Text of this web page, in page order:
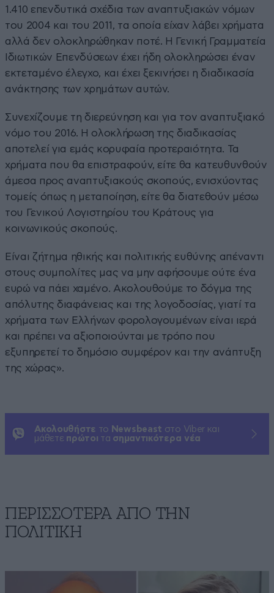
1.410 επενδυτικά σχέδια των αναπτυξιακών νόμων
του 2004 και του 2011, τα οποία είχαν λάβει χρήματα
αλλά δεν ολοκληρώθηκαν ποτέ. Η Γενική Γραμματεία
Ιδιωτικών Επενδύσεων έχει ήδη ολοκληρώσει έναν
εκτεταμένο έλεγχο, και έχει ξεκινήσει η διαδικασία
ανάκτησης των χρημάτων αυτών.
Συνεχίζουμε τη διερεύνηση και για τον αναπτυξιακό
νόμο του 2016. Η ολοκλήρωση της διαδικασίας
αποτελεί για εμάς κορυφαία προτεραιότητα. Τα
χρήματα που θα επιστραφούν, είτε θα κατευθυνθούν
άμεσα προς αναπτυξιακούς σκοπούς, ενισχύοντας
τομείς όπως η μεταποίηση, είτε θα διατεθούν μέσω
του Γενικού Λογιστηρίου του Κράτους για
κοινωνικούς σκοπούς.
Είναι ζήτημα ηθικής και πολιτικής ευθύνης απέναντι
στους συμπολίτες μας να μην αφήσουμε ούτε ένα
ευρώ να πάει χαμένο. Ακολουθούμε το δόγμα της
απόλυτης διαφάνειας και της λογοδοσίας, γιατί τα
χρήματα των Ελλήνων φορολογουμένων είναι ιερά
και πρέπει να αξιοποιούνται με τρόπο που
εξυπηρετεί το δημόσιο συμφέρον και την ανάπτυξη
της χώρας».
Ακολουθήστε το Newsbeast στο Viber και
μάθετε πρώτοι τα σημαντικότερα νέα
ΠΕΡΙΣΣΟΤΕΡΑ ΑΠΟ ΤΗΝ
ΠΟΛΙΤΙΚΗ